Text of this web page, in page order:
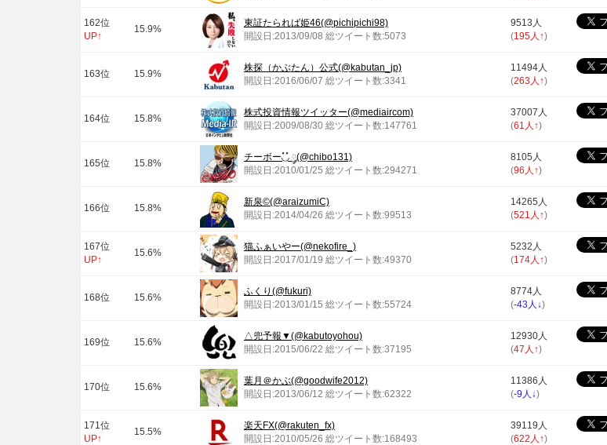
162位
UP↑
15.9%
東証たられば姫46(@pichipichi98)
開設日:2013/09/08 総ツイート数:5073
9513人
(195人 ↑)
163位 15.9%
株探（かぶたん）公式(@kabutan_jp)
開設日:2016/06/07 総ツイート数:3341
11494人
(263人 ↑)
164位 15.8%
株式投資情報ツイッター(@mediaircom)
開設日:2009/08/30 総ツイート数:147761
37007人
(61人 ↑)
165位 15.8%
チーボー◟̽◞̽ ༘(@chibo131)
開設日:2010/01/25 総ツイート数:294271
8105人
(96人 ↑)
166位 15.8%
新泉©(@araizumiC)
開設日:2014/04/26 総ツイート数:99513
14265人
(521人 ↑)
167位
UP↑
15.6%
猫ふぁいやー(@nekofire_)
開設日:2017/01/19 総ツイート数:49370
5232人
(174人 ↑)
168位 15.6%
ふくり(@fukuri)
開設日:2013/01/15 総ツイート数:55724
8774人
(-43人 ↓)
169位 15.6%
△兜予報▼(@kabutoyohou)
開設日:2015/06/22 総ツイート数:37195
12930人
(47人 ↑)
170位 15.6%
葉月＠かぶ(@goodwife2012)
開設日:2013/06/12 総ツイート数:62322
11386人
(-9人 ↓)
171位
UP↑
15.5%
楽天FX(@rakuten_fx)
開設日:2010/05/26 総ツイート数:168493
39119人
(622人 ↑)